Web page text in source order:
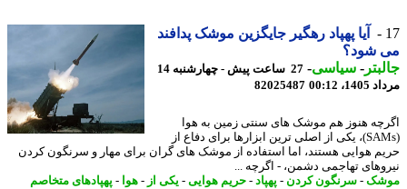
آیا پهپاد رهگیر جایگزین موشک پدافند
شود؟
-سیاسی-
27 ساعت پیش - چهارشنبه 14
00:12
82025487
هنوز هم موشک های سنتی زمین به هوا
(SAMs)، یکی از اصلی ترین ابزارها برای دفاع از
هوایی هستند، اما استفاده از موشک های گران برای مهار و سرنگون کردن
تهاجمی دشمن، - اگرچه ...
-سرنگون کردن-پهپاد -حریم هوایی- یکی از-هوا-پهپادهای متخاصم